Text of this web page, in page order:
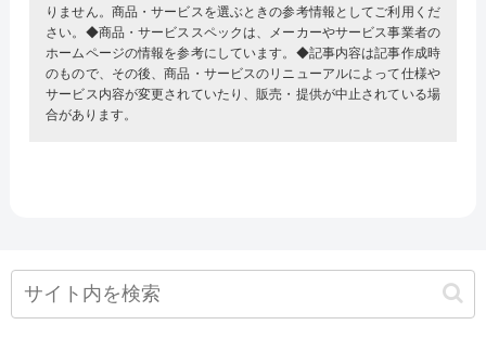
りません。商品・サービスを選ぶときの参考情報としてご利用くだ
さい。◆商品・サービススペックは、メーカーやサービス事業者の
ホームページの情報を参考にしています。◆記事内容は記事作成時
のもので、その後、商品・サービスのリニューアルによって仕様や
サービス内容が変更されていたり、販売・提供が中止されている場
合があります。